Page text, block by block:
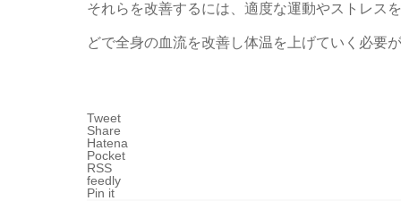
それらを改善するには、適度な運動やストレス
どで全身の血流を改善し体温を上げていく必要が
Tweet
Share
Hatena
Pocket
RSS
feedly
Pin it